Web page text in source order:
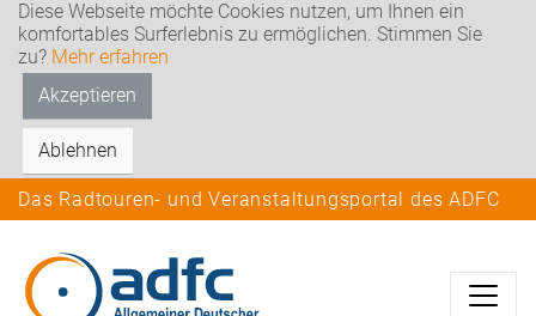
Diese Webseite möchte Cookies nutzen, um Ihnen ein
komfortables Surferlebnis zu ermöglichen. Stimmen Sie
zu? Mehr erfahren
Akzeptieren
Ablehnen
Das Radtouren- und Veranstaltungsportal des ADFC